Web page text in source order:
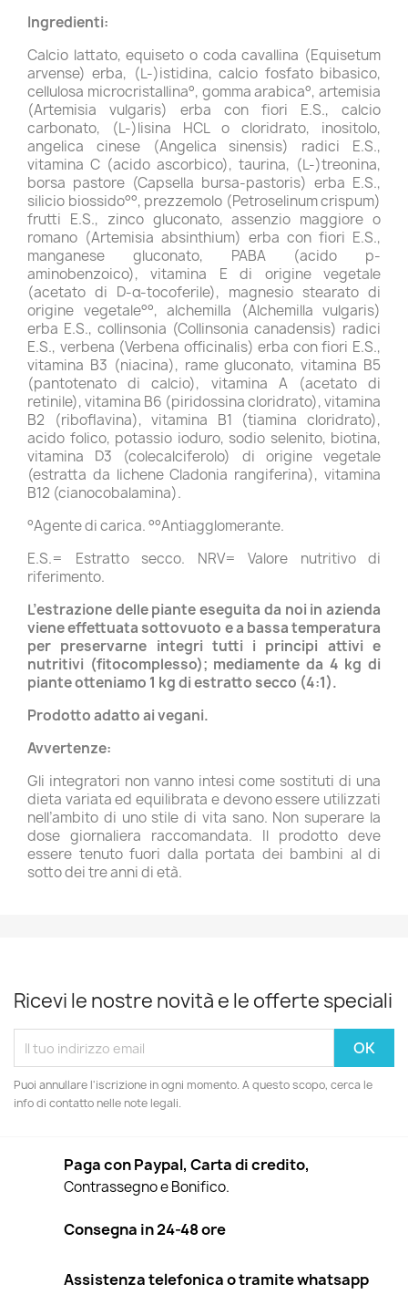
Ingredienti:
Calcio lattato, equiseto o coda cavallina (Equisetum
arvense) erba, (L-)istidina, calcio fosfato bibasico,
cellulosa microcristallina°, gomma arabica°, artemisia
(Artemisia vulgaris) erba con fiori E.S., calcio
carbonato, (L-)lisina HCL o cloridrato, inositolo,
angelica cinese (Angelica sinensis) radici E.S.,
vitamina C (acido ascorbico), taurina, (L-)treonina,
borsa pastore (Capsella bursa-pastoris) erba E.S.,
silicio biossido°°, prezzemolo (Petroselinum crispum)
frutti E.S., zinco gluconato, assenzio maggiore o
romano (Artemisia absinthium) erba con fiori E.S.,
manganese gluconato, PABA (acido p-
aminobenzoico), vitamina E di origine vegetale
(acetato di D-α-tocoferile), magnesio stearato di
origine vegetale°°, alchemilla (Alchemilla vulgaris)
erba E.S., collinsonia (Collinsonia canadensis) radici
E.S., verbena (Verbena officinalis) erba con fiori E.S.,
vitamina B3 (niacina), rame gluconato, vitamina B5
(pantotenato di calcio), vitamina A (acetato di
retinile), vitamina B6 (piridossina cloridrato), vitamina
B2 (riboflavina), vitamina B1 (tiamina cloridrato),
acido folico, potassio ioduro, sodio selenito, biotina,
vitamina D3 (colecalciferolo) di origine vegetale
(estratta da lichene Cladonia rangiferina), vitamina
B12 (cianocobalamina).
°Agente di carica. °°Antiagglomerante.
E.S.= Estratto secco. NRV= Valore nutritivo di
riferimento.
L’estrazione delle piante eseguita da noi in azienda
viene effettuata sottovuoto e a bassa temperatura
per preservarne integri tutti i principi attivi e
nutritivi (fitocomplesso); mediamente da 4 kg di
piante otteniamo 1 kg di estratto secco (4:1).
Prodotto adatto ai vegani.
Avvertenze:
Gli integratori non vanno intesi come sostituti di una
dieta variata ed equilibrata e devono essere utilizzati
nell’ambito di uno stile di vita sano. Non superare la
dose giornaliera raccomandata. Il prodotto deve
essere tenuto fuori dalla portata dei bambini al di
sotto dei tre anni di età.
Ricevi le nostre novità e le offerte speciali
Puoi annullare l'iscrizione in ogni momento. A questo scopo, cerca le
info di contatto nelle note legali.
Paga con Paypal, Carta di credito,
Contrassegno e Bonifico.
Consegna in 24-48 ore
Assistenza telefonica o tramite whatsapp